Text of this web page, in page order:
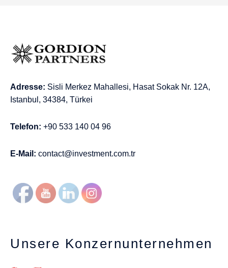
Adresse: Sisli Merkez Mahallesi, Hasat Sokak Nr. 12A,
Istanbul, 34384, Türkei
Telefon: +90 533 140 04 96
E-Mail: contact@investment.com.tr
Unsere Konzernunternehmen